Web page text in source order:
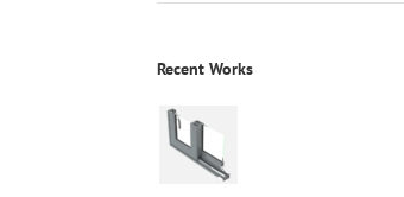
Recent Works